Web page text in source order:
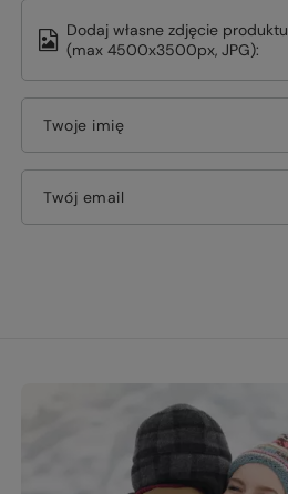
Dodaj własne zdjęcie produktu
(max 4500x3500px, JPG):
Twoje imię
Twój email